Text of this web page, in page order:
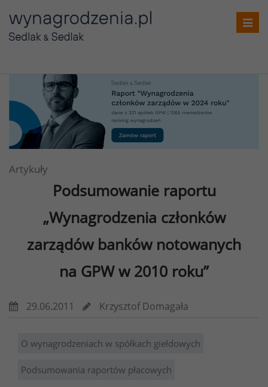
Artykuły
Podsumowanie raportu
„Wynagrodzenia członków
zarządów banków notowanych
na GPW w 2010 roku”
29.06.2011 Krzysztof Domagała
O wynagrodzeniach w spółkach giełdowych
Podsumowania raportów płacowych